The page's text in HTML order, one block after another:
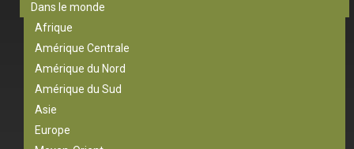
Dans le monde
Afrique
Amérique Centrale
Amérique du Nord
Amérique du Sud
Asie
Europe